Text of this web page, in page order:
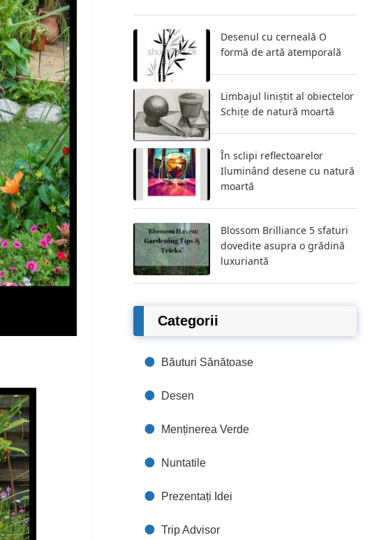
Desenul cu cerneală O
formă de artă atemporală
Limbajul liniștit al obiectelor
Schițe de natură moartă
În sclipi reflectoarelor
Iluminând desene cu natură
moartă
Blossom Brilliance 5 sfaturi
dovedite asupra o grădină
luxuriantă
Categorii
Băuturi Sănătoase
Desen
Menținerea Verde
Nuntatile
Prezentați Idei
Trip Advisor